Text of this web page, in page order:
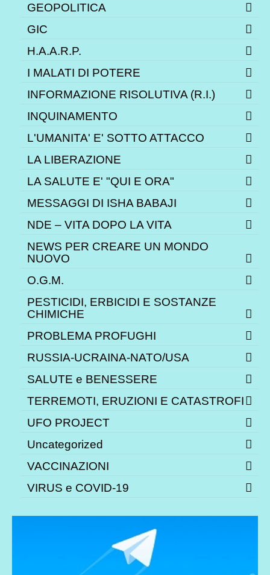
GEOPOLITICA
GIC
H.A.A.R.P.
I MALATI DI POTERE
INFORMAZIONE RISOLUTIVA (R.I.)
INQUINAMENTO
L'UMANITA' E' SOTTO ATTACCO
LA LIBERAZIONE
LA SALUTE E' "QUI E ORA"
MESSAGGI DI ISHA BABAJI
NDE – VITA DOPO LA VITA
NEWS PER CREARE UN MONDO
NUOVO
O.G.M.
PESTICIDI, ERBICIDI E SOSTANZE
CHIMICHE
PROBLEMA PROFUGHI
RUSSIA-UCRAINA-NATO/USA
SALUTE e BENESSERE
TERREMOTI, ERUZIONI E CATASTROFI
UFO PROJECT
Uncategorized
VACCINAZIONI
VIRUS e COVID-19